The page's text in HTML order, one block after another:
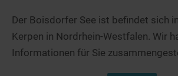
Der Boisdorfer See ist befindet sich
Kerpen in Nordrhein-Westfalen. Wir
Informationen für Sie